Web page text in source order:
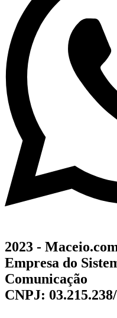
2023 -
Empresa do
Comunicação
CNPJ: